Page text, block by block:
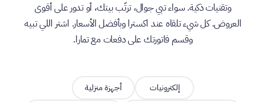
وتقنيات ذكية. سواء تبي جوال، ترتّب بيتك، أو تدور على أقوى
العروض. كل شيء تلقاه عند اكسترا وبأفضل الأسعار. اشتر اللي تبيه
وقسم فاتورتك على دفعات مع تمارا.
إلكترونيات
أجهزة منزلية